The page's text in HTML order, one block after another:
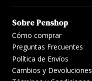
Sobre Penshop
Cómo comprar
Preguntas Frecuentes
Política de Envíos
Cambios y Devoluciones